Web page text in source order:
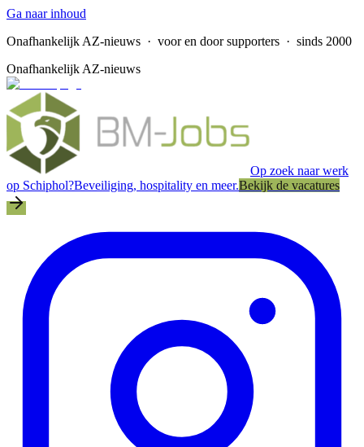
Ga naar inhoud
Onafhankelijk AZ-nieuws · voor en door supporters · sinds 2000
Onafhankelijk AZ-nieuws
Op zoek naar werk
op Schiphol?Beveiliging, hospitality en meer.Bekijk de vacatures